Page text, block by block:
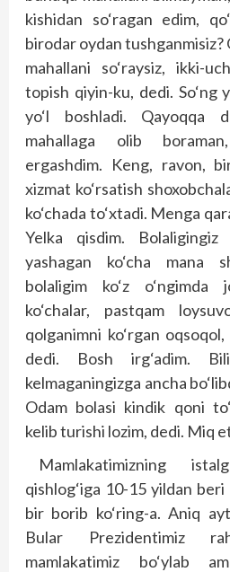
kishidan so‘ragan edim,
birodar oydan tushganmisiz?
mahallani so‘raysiz, ikki-
topish qiyin-ku, dedi. So‘ng
yo‘l boshladi. Qayoqqa
mahallaga olib
ergashdim. Keng, ravon,
xizmat ko‘rsatish
ko‘chada to‘xtadi. Menga
Yelka qisdim. Bolaligingiz
yashagan ko‘cha mana
bolaligim ko‘z
ko‘chalar, pastqam
qolganimni ko‘rgan
dedi. Bosh irg‘adim.
kelmaganingizga ancha
Odam bolasi kindik qoni
kelib turishi lozim, dedi. Miq
Mamlakatimizning
qishlog‘iga 10-15 yildan beri
bir borib ko‘ring-a. Aniq
Bular Prezidentimiz
mamlakatimiz bo‘ylab